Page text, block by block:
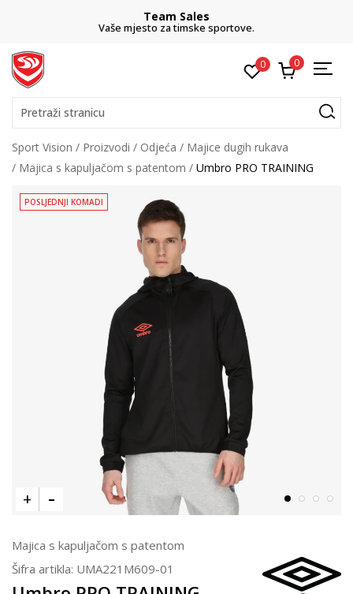
Team Sales
Vaše mjesto za timske sportove.
0 0
Pretraži stranicu
Sport Vision Proizvodi Odjeća
Majice dugih rukava
Majica s kapuljačom s patentom
Umbro PRO TRAINING
POSLJEDNJI KOMADI
Majica s kapuljačom s patentom
Šifra artikla: UMA221M609-01